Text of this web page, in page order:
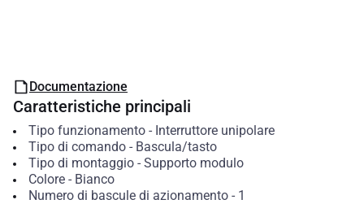
Documentazione
Caratteristiche principali
Tipo funzionamento- Interruttore unipolare
Tipo di comando- Bascula/tasto
Tipo di montaggio- Supporto modulo
Colore- Bianco
Numero di bascule di azionamento- 1